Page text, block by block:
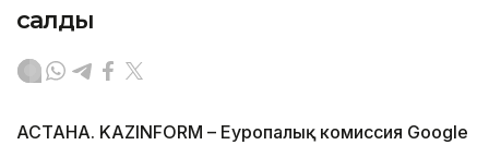
салды
АСТАНА. KAZINFORM – Еуропалық комиссия Google